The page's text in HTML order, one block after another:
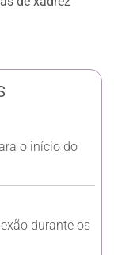
o início do
durante os